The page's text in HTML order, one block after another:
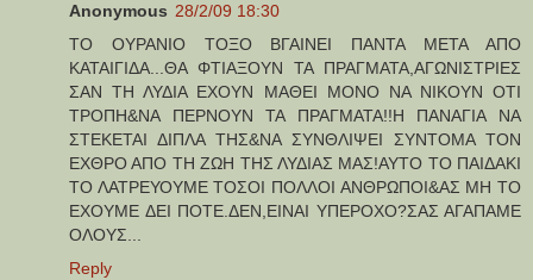
Anonymous 28/2/09 18:30
ΤΟ ΟΥΡΑΝΙΟ ΤΟΞΟ ΒΓΑΙΝΕΙ ΠΑΝΤΑ ΜΕΤΑ ΑΠΟ
ΚΑΤΑΙΓΙΔΑ...ΘΑ ΦΤΙΑΞΟΥΝ ΤΑ ΠΡΑΓΜΑΤΑ,ΑΓΩΝΙΣΤΡΙΕΣ
ΣΑΝ ΤΗ ΛΥΔΙΑ ΕΧΟΥΝ ΜΑΘΕΙ ΜΟΝΟ ΝΑ ΝΙΚΟΥΝ ΟΤΙ
ΤΡΟΠΗ&ΝΑ ΠΕΡΝΟΥΝ ΤΑ ΠΡΑΓΜΑΤΑ!!Η ΠΑΝΑΓΙΑ ΝΑ
ΣΤΕΚΕΤΑΙ ΔΙΠΛΑ ΤΗΣ&ΝΑ ΣΥΝΘΛΙΨΕΙ ΣΥΝΤΟΜΑ ΤΟΝ
ΕΧΘΡΟ ΑΠΟ ΤΗ ΖΩΗ ΤΗΣ ΛΥΔΙΑΣ ΜΑΣ!ΑΥΤΟ ΤΟ ΠΑΙΔΑΚΙ
ΤΟ ΛΑΤΡΕΥΟΥΜΕ ΤΟΣΟΙ ΠΟΛΛΟΙ ΑΝΘΡΩΠΟΙ&ΑΣ ΜΗ ΤΟ
ΕΧΟΥΜΕ ΔΕΙ ΠΟΤΕ.ΔΕΝ,ΕΙΝΑΙ ΥΠΕΡΟΧΟ?ΣΑΣ ΑΓΑΠΑΜΕ
ΟΛΟΥΣ...
Reply